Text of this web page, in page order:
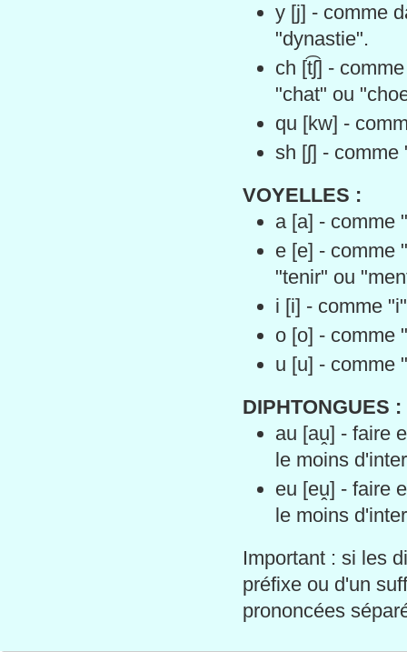
y [j] - comme
"dynastie".
ch [t͡ʃ] -
"chat" ou
qu [kw] -
sh [ʃ] -
VOYELLES :
a [a] - comme
e [e] - comme
"tenir" ou
i [i] - comme
o [o] - comme
u [u] - comme
DIPHTONGUES :
au [aṷ] - faire
le moins
eu [eṷ] - faire
le moins
Important : si les
préfixe ou d'un
prononcées